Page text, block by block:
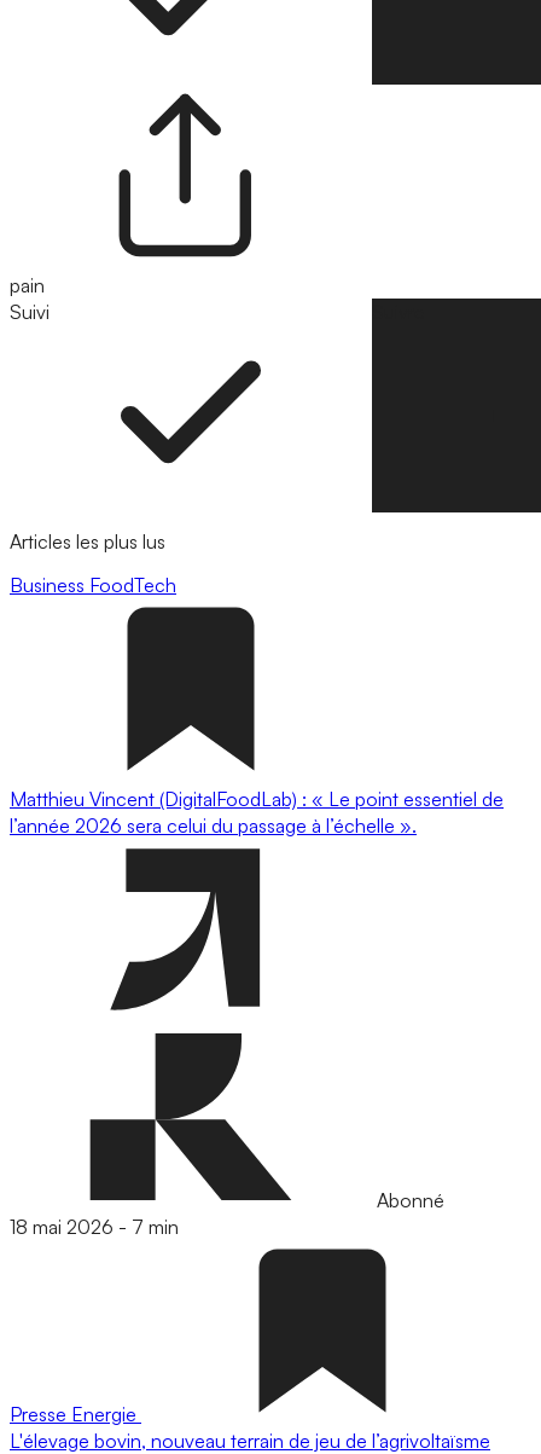
pain
Suivi
Articles les plus lus
Business FoodTech
Matthieu Vincent (DigitalFoodLab) : « Le point essentiel de
l’année 2026 sera celui du passage à l’échelle ».
Abonné
18 mai 2026 - 7 min
Presse Energie
L'élevage bovin, nouveau terrain de jeu de l’agrivoltaïsme